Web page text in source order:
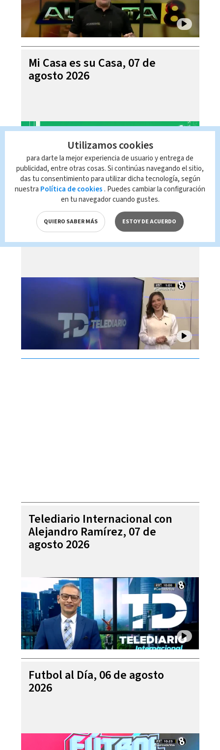
Mi Casa es su Casa, 07 de
agosto 2026
Telediario En Directo con Paula
Brenes, 07 de agosto 2026
Telediario Internacional con
Alejandro Ramírez, 07 de
agosto 2026
Futbol al Día, 06 de agosto
2026
Utilizamos cookies
para darte la mejor experiencia de usuario y entrega de
publicidad, entre otras cosas. Si continúas navegando el sitio,
das tu consentimiento para utilizar dicha tecnología, según
nuestra Política de cookies . Puedes cambiar la configuración
en tu navegador cuando gustes.
QUIERO SABER MÁS ESTOY DE ACUERDO